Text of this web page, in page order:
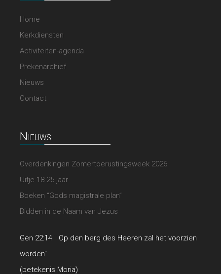
Home
Kerkdiensten
Activiteiten-agenda
Prekenarchief
Nieuws
Contact
Nieuws
Overdenkingen Zomertoerustingsweek 2026
Uitje 18-25 jaar
Boeken “Gods magistrale plan”
Bidden in de Naam van Jezus
Gen 22:14 " Op den berg des Heeren zal het voorzien
worden"
(betekenis Moria)